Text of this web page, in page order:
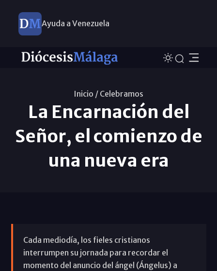
Ayuda a Venezuela
Inicio / Celebramos
La Encarnación del
Señor, el comienzo de
una nueva era
Cada mediodía, los fieles cristianos
interrumpen su jornada para recordar el
momento del anuncio del ángel (Ángelus) a